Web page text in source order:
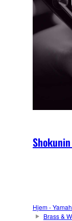
Hjem -
Brass &